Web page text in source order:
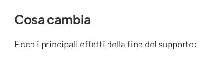
Cosa cambia
Ecco i principali effetti della fine del supporto: